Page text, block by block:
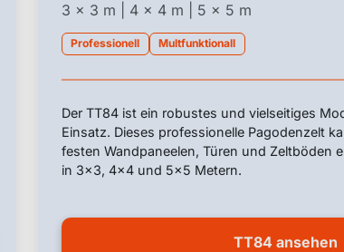
3 x 3 m | 4 x 4 m | 5 x 5 m
Professionell Multfunktionall
Der TT84 ist ein robustes und vielseitiges
Einsatz. Dieses professionelle Pagodenzelt
festen Wandpaneelen, Türen und Zeltböden
in 3×3, 4×4 und 5×5 Metern.
TT84 ansehen